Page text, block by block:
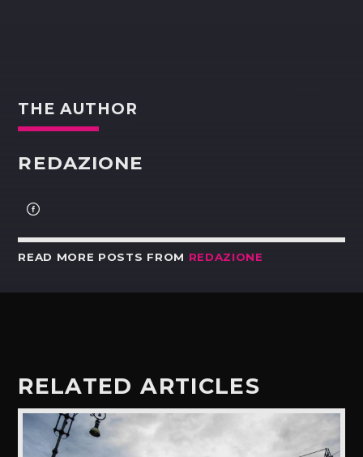
THE AUTHOR
REDAZIONE
READ MORE POSTS FROM REDAZIONE
RELATED ARTICLES